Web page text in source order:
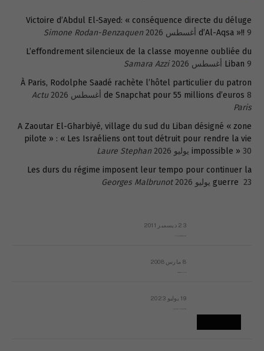
Victoire d’Abdul El-Sayed: « conséquence directe du déluge
d’Al-Aqsa »!! 9 أغسطس 2026
Simone Rodan-Benzaquen
L’effondrement silencieux de la classe moyenne oubliée du
Liban 9 أغسطس 2026
Samara Azzi
À Paris, Rodolphe Saadé rachète l’hôtel particulier du patron
de Snapchat pour 55 millions d’euros 8 أغسطس 2026
Actu
Paris
A Zaoutar El-Gharbiyé, village du sud du Liban désigné « zone
pilote » : « Les Israéliens ont tout détruit pour rendre la vie
impossible » 30 يوليو 2026
Laure Stephan
Les durs du régime imposent leur tempo pour continuer la
guerre 23 يوليو 2026 Georges Malbrunot
23 ديسمبر 2011
8 مارس 2008
19 يوليو 2023